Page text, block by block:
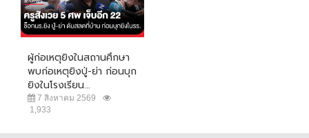
ผู้ก่อเหตุยิงในสถานศึกษา
พบก่อเหตุยิงปู่-ย่า ก่อนบุก
ยิงในโรงเรียน...
7 สิงหาคม 2569
1,933